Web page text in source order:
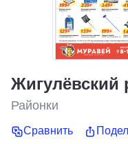
Жигулёвский
Районки
Сравнить